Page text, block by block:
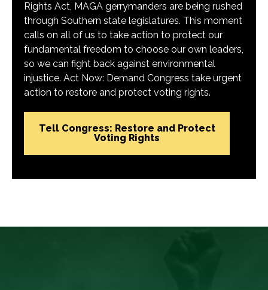
Rights Act, MAGA gerrymanders are being rushed
through Southern state legislatures. This moment
calls on all of us to take action to protect our
fundamental freedom to choose our own leaders,
so we can fight back against environmental
injustice. Act Now: Demand Congress take urgent
action to restore and protect voting rights.
Tell Congress: Restore and Protect
Voting Rights